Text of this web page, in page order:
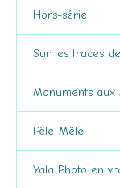
Hors-série
Sur les traces
Monuments aux
Pêle-Mêle
Yala Photo en